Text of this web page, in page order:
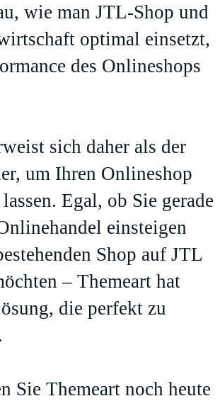
wie man JTL-Shop und
optimal einsetzt,
des Onlineshops
sich daher als der
um Ihren Onlineshop
Egal, ob Sie gerade
einsteigen
Shop auf JTL
– Themeart hat
die perfekt zu
Sie Themeart noch heute